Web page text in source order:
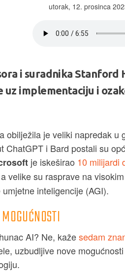
utorak, 12. prosinca
i suradnika Stanford
uz implementaciju i
obilježila je veliki napredak u
ChatGPT i Bard postali su
je iskeširao 10 milijardi
velike su rasprave na
inteligencije (AGI).
AI? Ne, kažesedam
uzbudljive nove